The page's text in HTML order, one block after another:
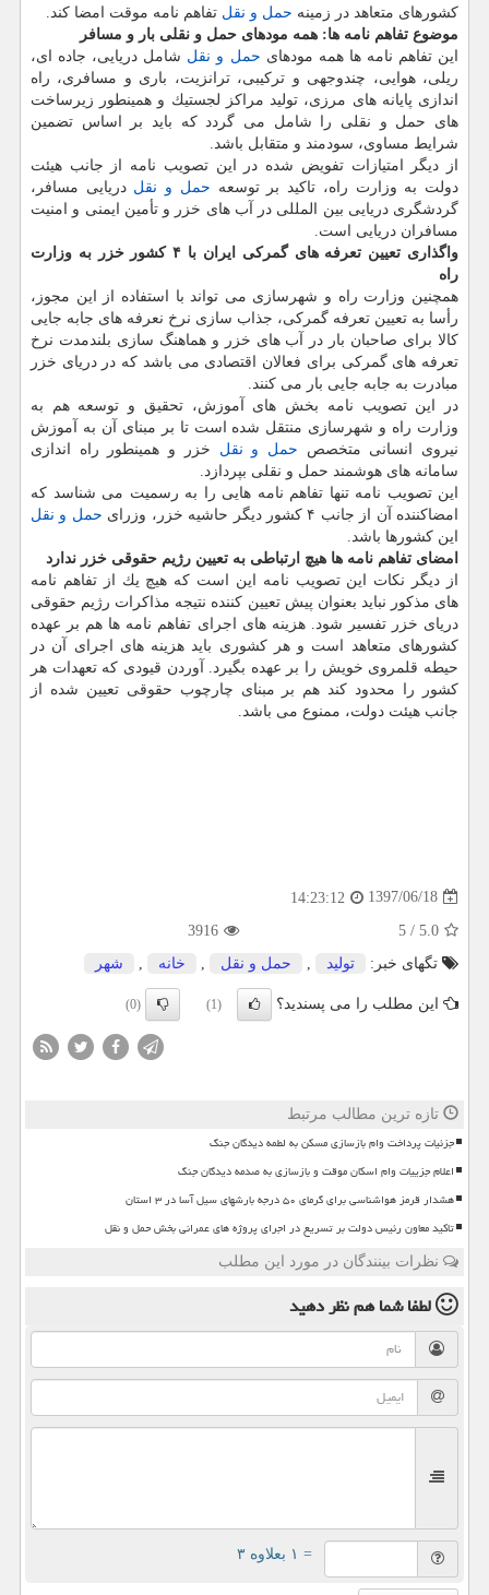
كشورهای متعاهد در زمینه حمل و نقل تفاهم نامه موقت امضا كند.
موضوع تفاهم نامه ها: همه مودهای حمل و نقلی بار و مسافر
این تفاهم نامه ها همه مودهای حمل و نقل شامل دریایی، جاده ای،
ریلی، هوایی، چندوجهی و تركیبی، ترانزیت، باری و مسافری، راه
اندازی پایانه های مرزی، تولید مراكز لجستیك و همینطور زیرساخت
های حمل و نقلی را شامل می گردد كه باید بر اساس تضمین
شرایط مساوی، سودمند و متقابل باشد.
از دیگر امتیازات تفویض شده در این تصویب نامه از جانب هیئت
دولت به وزارت راه، تاكید بر توسعه حمل و نقل دریایی مسافر،
گردشگری دریایی بین المللی در آب های خزر و تأمین ایمنی و امنیت
مسافران دریایی است.
واگذاری تعیین تعرفه های گمركی ایران با ۴ كشور خزر به وزارت
راه
همچنین وزارت راه و شهرسازی می تواند با استفاده از این مجوز،
رأسا به تعیین تعرفه گمركی، جذاب سازی نرخ نعرفه های جابه جایی
كالا برای صاحبان بار در آب های خزر و هماهنگ سازی بلندمدت نرخ
تعرفه های گمركی برای فعالان اقتصادی می باشد كه در دریای خزر
مبادرت به جابه جایی بار می كنند.
در این تصویب نامه بخش های آموزش، تحقیق و توسعه هم به
وزارت راه و شهرسازی منتقل شده است تا بر مبنای آن به آموزش
نیروی انسانی متخصص حمل و نقل خزر و همینطور راه اندازی
سامانه های هوشمند حمل و نقلی بپردازد.
این تصویب نامه تنها تفاهم نامه هایی را به رسمیت می شناسد كه
امضاكننده آن از جانب ۴ كشور دیگر حاشیه خزر، وزرای
حمل و نقل
این كشورها باشد.
امضای تفاهم نامه ها هیچ ارتباطی به تعیین رژیم حقوقی خزر ندارد
از دیگر نكات این تصویب نامه این است كه هیچ یك از تفاهم نامه
های مذكور نباید بعنوان پیش تعیین كننده نتیجه مذاكرات رژیم حقوقی
دریای خزر تفسیر شود. هزینه های اجرای تفاهم نامه ها هم بر عهده
كشورهای متعاهد است و هر كشوری باید هزینه های اجرای آن در
حیطه قلمروی خویش را بر عهده بگیرد. آوردن قیودی كه تعهدات هر
كشور را محدود كند هم بر مبنای چارچوب حقوقی تعیین شده از
جانب هیئت دولت، ممنوع می باشد.
1397/06/18
14:23:12
5.0
/
5
3916
تگهای خبر:
تولید حمل و نقل خانه شهر
این مطلب را می پسندید؟ (1)
(0)
تازه ترین مطالب مرتبط
جزئیات پرداخت وام بازسازی مسکن به لطمه دیدگان جنگ
اعلام جزییات وام اسکان موقت و بازسازی به صدمه دیدگان جنگ
هشدار قرمز هواشناسی برای گرمای ۵۰ درجه بارشهای سیل آسا در ۳ استان
تاکید معاون رئیس دولت بر تسریع در اجرای پروژه های عمرانی بخش حمل و نقل
نظرات بینندگان در مورد این مطلب
لطفا شما همنظر دهید
= ۱ بعلاوه ۳